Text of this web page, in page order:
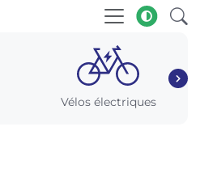
Vélos électriques